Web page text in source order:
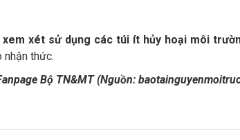
xét sử dụng các túi ít hủy hoại môi
nhận thức.
Bộ TN&MT (Nguồn: